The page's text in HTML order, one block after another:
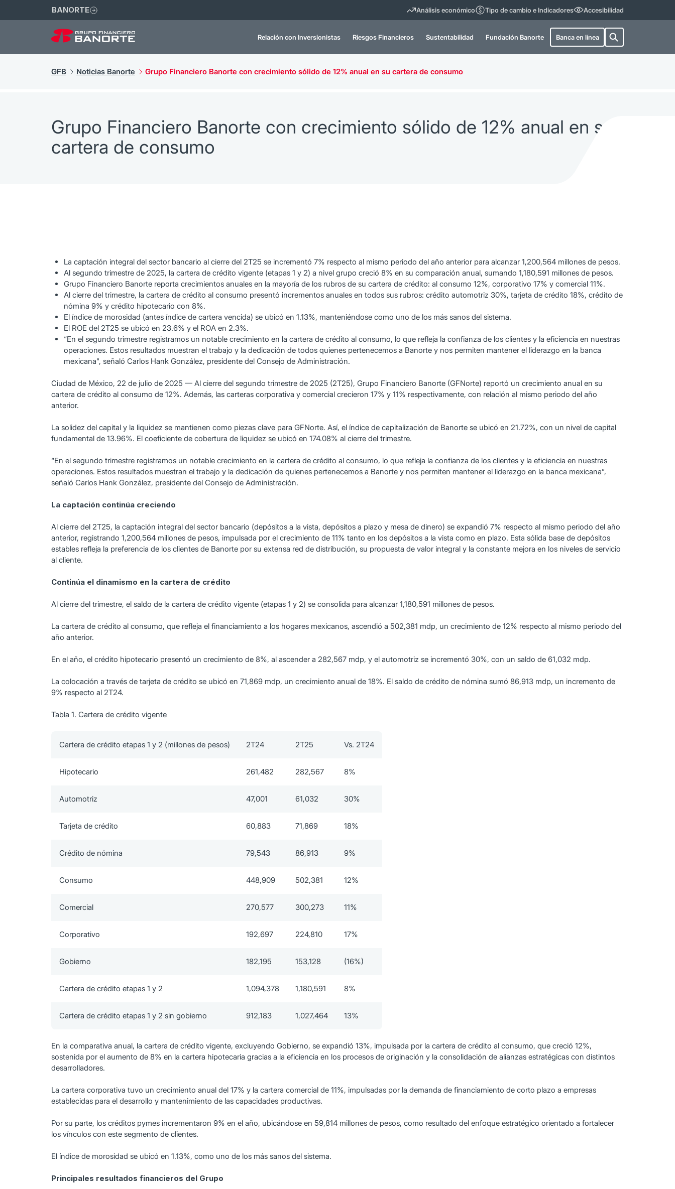
BANORTE Análisis económico Tipo de cambio e Indicadores Accesibilidad
Relación con Inversionistas Riesgos Financieros Sustentabilidad Fundación Banorte Banca en línea
GFB Noticias Banorte Grupo Financiero Banorte con crecimiento sólido de 12% anual en su cartera de consumo
Grupo Financiero Banorte con crecimiento sólido de 12% anual en su
cartera de consumo
La captación integral del sector bancario al cierre del 2T25 se incrementó 7% respecto al mismo periodo del año anterior para alcanzar 1,200,564 millones de pesos.
Al segundo trimestre de 2025, la cartera de crédito vigente (etapas 1 y 2) a nivel grupo creció 8% en su comparación anual, sumando 1,180,591 millones de pesos.
Grupo Financiero Banorte reporta crecimientos anuales en la mayoría de los rubros de su cartera de crédito: al consumo 12%, corporativo 17% y comercial 11%.
Al cierre del trimestre, la cartera de crédito al consumo presentó incrementos anuales en todos sus rubros: crédito automotriz 30%, tarjeta de crédito 18%, crédito de
nómina 9% y crédito hipotecario con 8%.
El índice de morosidad (antes índice de cartera vencida) se ubicó en 1.13%, manteniéndose como uno de los más sanos del sistema.
El ROE del 2T25 se ubicó en 23.6% y el ROA en 2.3%.
“En el segundo trimestre registramos un notable crecimiento en la cartera de crédito al consumo, lo que refleja la confianza de los clientes y la eficiencia en nuestras
operaciones. Estos resultados muestran el trabajo y la dedicación de todos quienes pertenecemos a Banorte y nos permiten mantener el liderazgo en la banca
mexicana", señaló Carlos Hank González, presidente del Consejo de Administración.
Ciudad de México, 22 de julio de 2025 — Al cierre del segundo trimestre de 2025 (2T25), Grupo Financiero Banorte (GFNorte) reportó un crecimiento anual en su
cartera de crédito al consumo de 12%. Además, las carteras corporativa y comercial crecieron 17% y 11% respectivamente, con relación al mismo periodo del año
anterior.
La solidez del capital y la liquidez se mantienen como piezas clave para GFNorte. Así, el índice de capitalización de Banorte se ubicó en 21.72%, con un nivel de capital
fundamental de 13.96%. El coeficiente de cobertura de liquidez se ubicó en 174.08% al cierre del trimestre.
“En el segundo trimestre registramos un notable crecimiento en la cartera de crédito al consumo, lo que refleja la confianza de los clientes y la eficiencia en nuestras
operaciones. Estos resultados muestran el trabajo y la dedicación de quienes pertenecemos a Banorte y nos permiten mantener el liderazgo en la banca mexicana”,
señaló Carlos Hank González, presidente del Consejo de Administración.
La captación continúa creciendo
Al cierre del 2T25, la captación integral del sector bancario (depósitos a la vista, depósitos a plazo y mesa de dinero) se expandió 7% respecto al mismo periodo del año
anterior, registrando 1,200,564 millones de pesos, impulsada por el crecimiento de 11% tanto en los depósitos a la vista como en plazo. Esta sólida base de depósitos
estables refleja la preferencia de los clientes de Banorte por su extensa red de distribución, su propuesta de valor integral y la constante mejora en los niveles de servicio
al cliente.
Continúa el dinamismo en la cartera de crédito
Al cierre del trimestre, el saldo de la cartera de crédito vigente (etapas 1 y 2) se consolida para alcanzar 1,180,591 millones de pesos.
La cartera de crédito al consumo, que refleja el financiamiento a los hogares mexicanos, ascendió a 502,381 mdp, un crecimiento de 12% respecto al mismo periodo del
año anterior.
En el año, el crédito hipotecario presentó un crecimiento de 8%, al ascender a 282,567 mdp, y el automotriz se incrementó 30%, con un saldo de 61,032 mdp.
La colocación a través de tarjeta de crédito se ubicó en 71,869 mdp, un crecimiento anual de 18%. El saldo de crédito de nómina sumó 86,913 mdp, un incremento de
9% respecto al 2T24.
Tabla 1. Cartera de crédito vigente
Cartera de crédito etapas 1 y 2 (millones de pesos) 2T24 2T25 Vs. 2T24
Hipotecario 261,482 282,567 8%
Automotriz 47,001 61,032 30%
Tarjeta de crédito 60,883 71,869 18%
Crédito de nómina 79,543 86,913 9%
Consumo 448,909 502,381 12%
Comercial 270,577 300,273 11%
Corporativo 192,697 224,810 17%
Gobierno 182,195 153,128 (16%)
Cartera de crédito etapas 1 y 2 1,094,378 1,180,591 8%
Cartera de crédito etapas 1 y 2 sin gobierno 912,183 1,027,464 13%
En la comparativa anual, la cartera de crédito vigente, excluyendo Gobierno, se expandió 13%, impulsada por la cartera de crédito al consumo, que creció 12%,
sostenida por el aumento de 8% en la cartera hipotecaria gracias a la eficiencia en los procesos de originación y la consolidación de alianzas estratégicas con distintos
desarrolladores.
La cartera corporativa tuvo un crecimiento anual del 17% y la cartera comercial de 11%, impulsadas por la demanda de financiamiento de corto plazo a empresas
establecidas para el desarrollo y mantenimiento de las capacidades productivas.
Por su parte, los créditos pymes incrementaron 9% en el año, ubicándose en 59,814 millones de pesos, como resultado del enfoque estratégico orientado a fortalecer
los vínculos con este segmento de clientes.
El índice de morosidad se ubicó en 1.13%, como uno de los más sanos del sistema.
Principales resultados financieros del Grupo